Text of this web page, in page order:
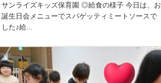
サンライズキッズ保育園 ◎給食の様子 今日は、お
誕生日会メニューでスパゲッティミートソースで
した♪給...